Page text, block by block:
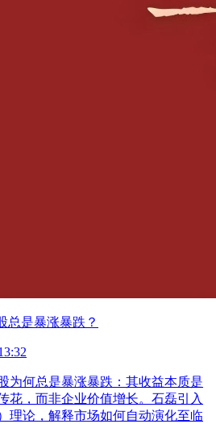
总是暴涨暴跌？
为何总是暴涨暴跌：其收益本质是
花，而非企业价值增长。石磊引入
理论，解释市场如何自动演化至临